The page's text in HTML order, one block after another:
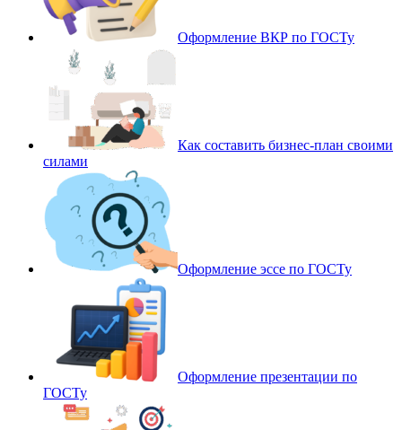
Оформление ВКР по ГОСТу
Как составить бизнес-план своими
силами
Оформление эссе по ГОСТу
Оформление презентации по
ГОСТу